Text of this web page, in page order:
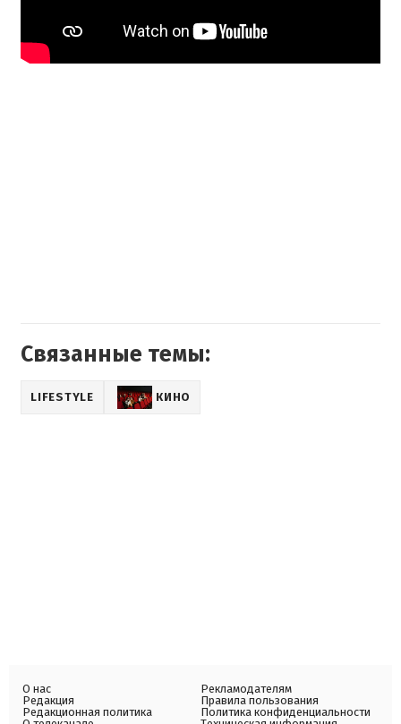
Связанные темы:
LIFESTYLE КИНО
О нас
Редакция
Редакционная политика
Рекламодателям
Правила пользования
Политика конфиденциальности